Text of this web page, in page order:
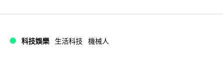
科技娛樂 生活科技 機械人